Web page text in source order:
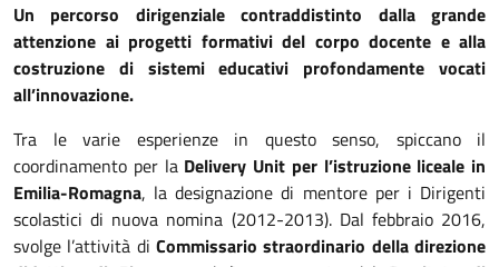
Un percorso dirigenziale contraddistinto dalla grande
attenzione ai progetti formativi del corpo docente e alla
costruzione di sistemi educativi profondamente vocati
all’innovazione.
Tra le varie esperienze in questo senso, spiccano il
coordinamento per la Delivery Unit per l’istruzione liceale in
Emilia-Romagna, la designazione di mentore per i Dirigenti
scolastici di nuova nomina (2012-2013). Dal febbraio 2016,
svolge l’attività di Commissario straordinario della direzione